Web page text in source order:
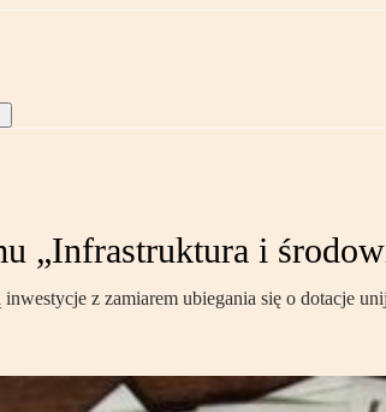
„Infrastruktura i
z zamiarem ubiegania się o dotacje